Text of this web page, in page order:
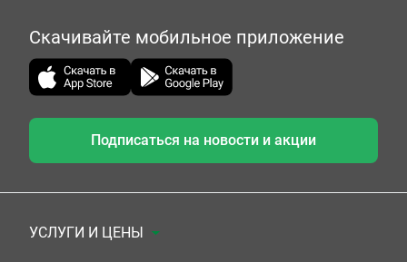
Скачивайте мобильное приложение
Подписаться на новости и акции
УСЛУГИ И ЦЕНЫ